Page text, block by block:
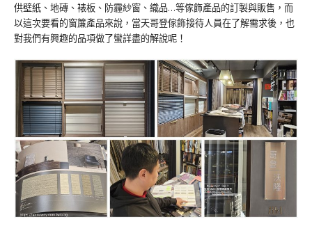
供壁紙、地磚、裱板、防霾紗窗、織品…等傢飾產品的訂製與販售，而
以這次要看的窗簾產品來說，當天哥登傢飾接待人員在了解需求後，也
對我們有興趣的品項做了蠻詳盡的解說呢！